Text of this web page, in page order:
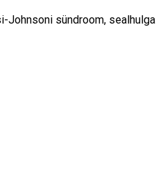
Johnsoni sündroom,